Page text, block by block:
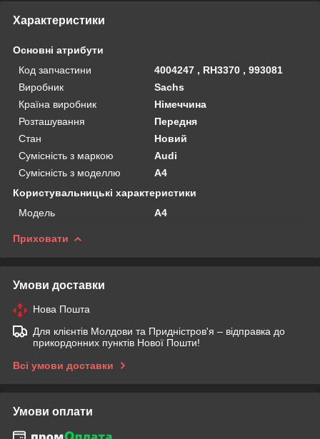
Характеристики
Основні атрибути
Код запчастини
4004247 , RH3370 , 993081
Виробник
Sachs
Країна виробник
Німеччина
Розташування
Передня
Стан
Новий
Сумісність з маркою
Audi
Сумісність з моделлю
A4
Користувальницькі характеристики
Мoдель
A4
Приховати
Умови доставки
Нова Пошта
Для клієнтів Молдови та Придністров'я – відправка до
прикордонних пунктів Нової Пошти!
Всі умови доставки
Умови оплати